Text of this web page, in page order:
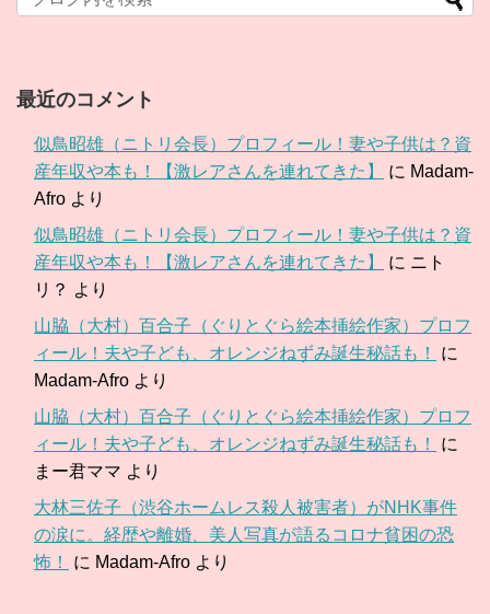
最近のコメント
似鳥昭雄（ニトリ会長）プロフィール！妻や子供は？資
産年収や本も！【激レアさんを連れてきた】
に Madam-
Afro より
似鳥昭雄（ニトリ会長）プロフィール！妻や子供は？資
産年収や本も！【激レアさんを連れてきた】
に ニト
リ？ より
山脇（大村）百合子（ぐりとぐら絵本挿絵作家）プロフ
ィール！夫や子ども、オレンジねずみ誕生秘話も！
に
Madam-Afro より
山脇（大村）百合子（ぐりとぐら絵本挿絵作家）プロフ
ィール！夫や子ども、オレンジねずみ誕生秘話も！
に
まー君ママ より
大林三佐子（渋谷ホームレス殺人被害者）がNHK事件
の涙に。経歴や離婚、美人写真が語るコロナ貧困の恐
怖！
に Madam-Afro より